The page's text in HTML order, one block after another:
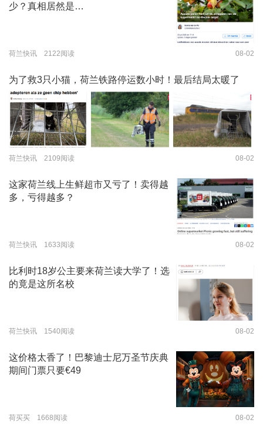
少？真相居然是…
荷兰快讯 2122阅读 08-02
为了救3只小猫，荷兰铁路停运数小时！最后结局太暖了
荷兰快讯 2109阅读 08-02
这家荷兰线上生鲜超市又亏了！卖得越
多，亏得越多？
荷兰快讯 1633阅读 08-02
比利时18岁公主要来荷兰读大学了！选
的竟是这所名校
荷兰快讯 1540阅读 08-02
这价格太香了！巴黎迪士尼万圣节庆典
期间门票只要€49
荷买买 1668阅读 08-02